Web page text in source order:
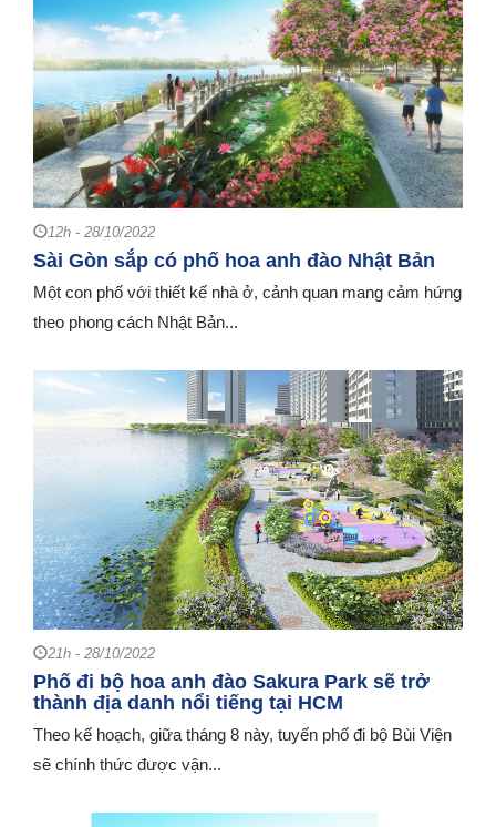
12h - 28/10/2022
Sài Gòn sắp có phố hoa anh đào Nhật Bản
Một con phố với thiết kế nhà ở, cảnh quan mang cảm hứng
theo phong cách Nhật Bản...
21h - 28/10/2022
Phố đi bộ hoa anh đào Sakura Park sẽ trở
thành địa danh nổi tiếng tại HCM
Theo kế hoạch, giữa tháng 8 này, tuyến phố đi bộ Bùi Viện
sẽ chính thức được vận...